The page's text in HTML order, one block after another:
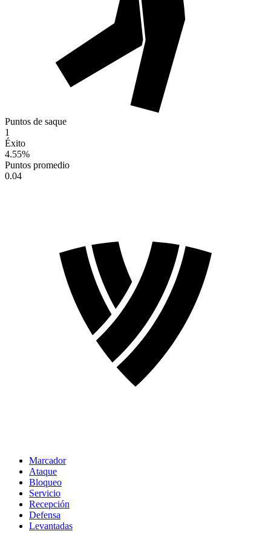
Puntos de saque
1
Éxito
4.55%
Puntos promedio
0.04
Marcador
Ataque
Bloqueo
Servicio
Recepción
Defensa
Levantadas